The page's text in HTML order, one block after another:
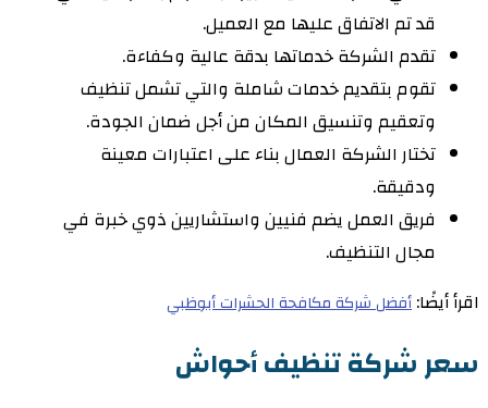
قد تم الاتفاق عليها مع العميل.
تقدم الشركة خدماتها بدقة عالية وكفاءة.
تقوم بتقديم خدمات شاملة والتي تشمل تنظيف
وتعقيم وتنسيق المكان من أجل ضمان الجودة.
تختار الشركة العمال بناء على اعتبارات معينة
ودقيقة.
فريق العمل يضم فنيين واستشاريين ذوي خبرة في
مجال التنظيف.
اقرأ أيضًا:أفضل شركة مكافحة الحشرات أبوظبي
سعر شركة تنظيف أحواش